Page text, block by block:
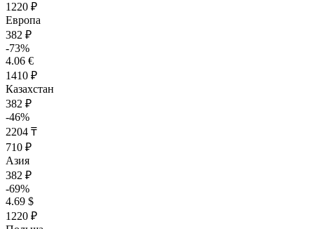
1220 ₽
Европа
382 ₽
-73%
4.06 €
1410 ₽
Казахстан
382 ₽
-46%
2204 ₸
710 ₽
Азия
382 ₽
-69%
4.69 $
1220 ₽